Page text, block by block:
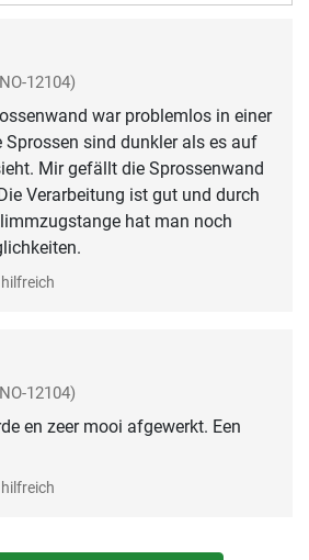
12104)
war problemlos in einer
Sprossen sind dunkler als es auf
Mir gefällt die Sprossenwand
Verarbeitung ist gut und durch
hat man noch
12104)
en zeer mooi afgewerkt. Een